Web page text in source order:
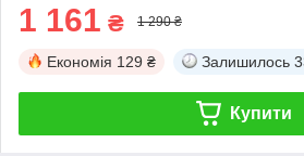
1 161 ₴ 1 290 ₴
Економія 129 ₴ Залишилось
Купити